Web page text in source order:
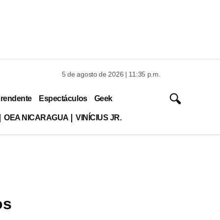
5 de agosto de 2026 | 11:35 p.m.
Espectáculos Geek
OEA NICARAGUA VINÍCIUS JR.